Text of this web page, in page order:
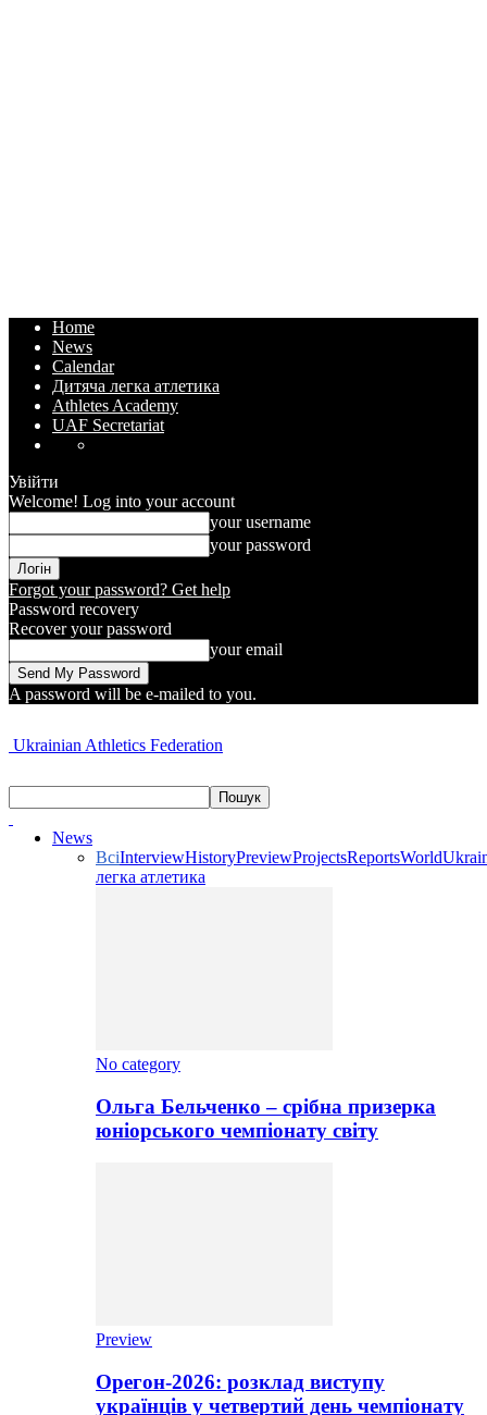
Home
News
Calendar
Дитяча легка атлетика
Athletes Academy
UAF Secretariat
Увійти
Welcome! Log into your account
your username
your password
Forgot your password? Get help
Password recovery
Recover your password
your email
A password will be e-mailed to you.
Ukrainian Athletics Federation
News
ВсіInterviewHistoryPreviewProjectsReportsWorld
легка атлетика
No category
Ольга Бельченко – срібна призерка
юніорського чемпіонату світу
Preview
Орегон-2026: розклад виступу
українців у четвертий день чемпіонату